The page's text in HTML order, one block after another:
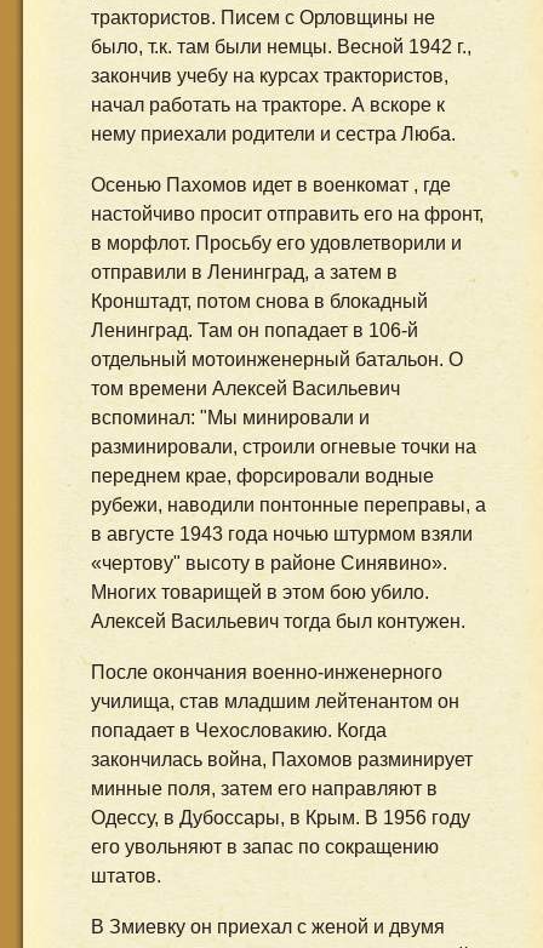
трактористов. Писем с Орловщины не
было, т.к. там были немцы. Весной 1942 г.,
закончив учебу на курсах трактористов,
начал работать на тракторе. А вскоре к
нему приехали родители и сестра Люба.
Осенью Пахомов идет в военкомат , где
настойчиво просит отправить его на фронт,
в морфлот. Просьбу его удовлетворили и
отправили в Ленинград, а затем в
Кронштадт, потом снова в блокадный
Ленинград. Там он попадает в 106-й
отдельный мотоинженерный батальон. О
том времени Алексей Васильевич
вспоминал: "Мы минировали и
разминировали, строили огневые точки на
переднем крае, форсировали водные
рубежи, наводили понтонные переправы, а
в августе 1943 года ночью штурмом взяли
«чертову" высоту в районе Синявино».
Многих товарищей в этом бою убило.
Алексей Васильевич тогда был контужен.
После окончания военно-инженерного
училища, став младшим лейтенантом он
попадает в Чехословакию. Когда
закончилась война, Пахомов разминирует
минные поля, затем его направляют в
Одессу, в Дубоссары, в Крым. В 1956 году
его увольняют в запас по сокращению
штатов.
В Змиевку он приехал с женой и двумя